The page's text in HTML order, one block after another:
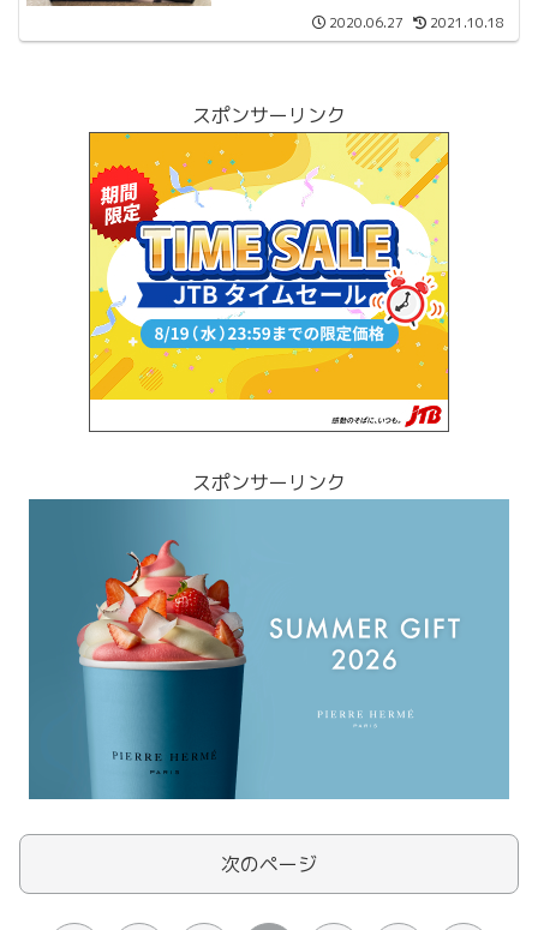
はありがたい。2020.06.27 2021.10.18
スポンサーリンク
スポンサーリンク
次のページ